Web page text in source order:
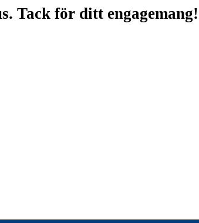
Tack för ditt engagemang!